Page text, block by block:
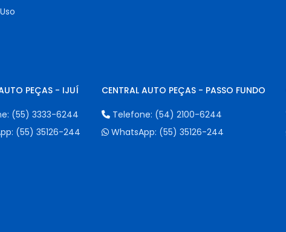
PEÇAS - IJUÍ
(55) 3333-6244
(55) 35126-244
CENTRAL AUTO PEÇAS - PASSO FUNDO
Telefone: (54) 2100-6244
WhatsApp: (55) 35126-244